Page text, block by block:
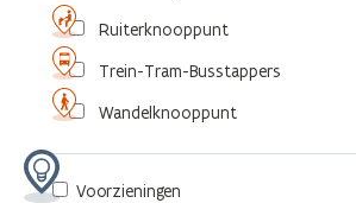
Ruiterknooppunt
Trein-Tram-Busstappers
Wandelknooppunt
Voorzieningen